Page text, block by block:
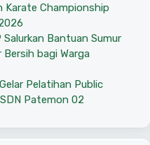
Karate Championship
Salurkan Bantuan Sumur
bagi Warga
Pelatihan Public
Patemon 02